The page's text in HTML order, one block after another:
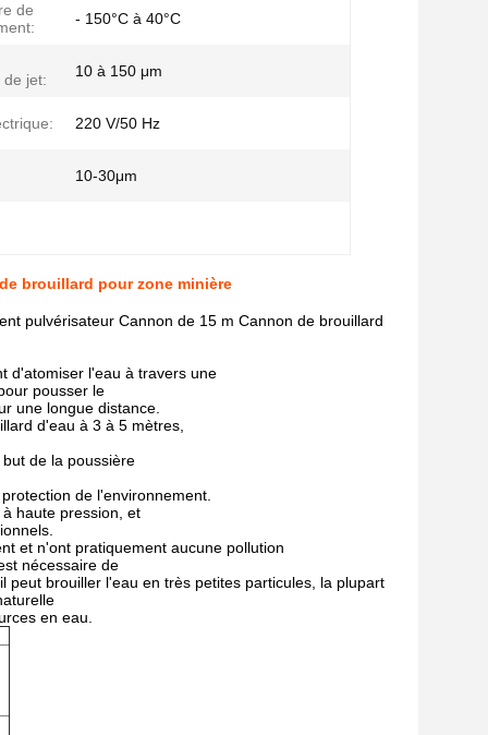
de
- 150°C à 40°C
de jet: 10 à 150 μm
220 V/50 Hz
10-30μm
brouillard pour zone minière
pulvérisateur Cannon de 15 m Cannon de brouillard
d'atomiser l'eau à travers une
pousser le
une longue distance.
d'eau à 3 à 5 mètres,
de la poussière
de l'environnement.
haute pression, et
et n'ont pratiquement aucune pollution
nécessaire de
brouiller l'eau en très petites particules, la plupart
en eau.